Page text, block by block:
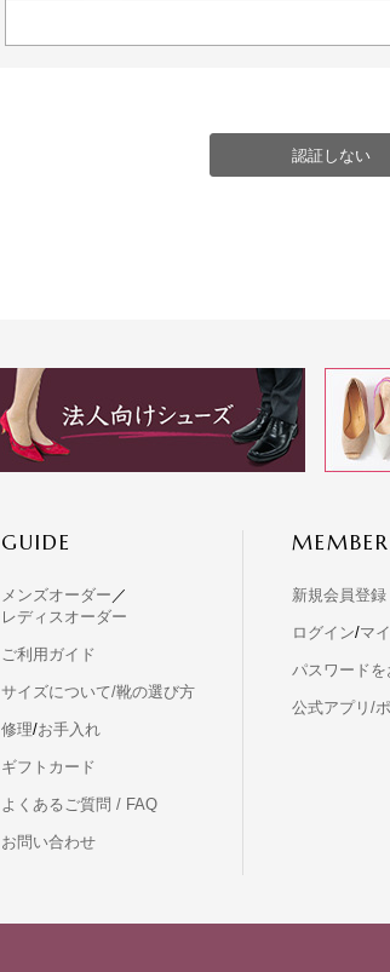
認証しない
GUIDE
メンズオーダー ／
レディスオーダー
ご利用ガイド
サイズについて/靴の選び方
修理/お手入れ
ギフトカード
よくあるご質問 / FAQ
お問い合わせ
MEMBER
新規会員登録
ログイン/マ
パスワード
公式アプリ/